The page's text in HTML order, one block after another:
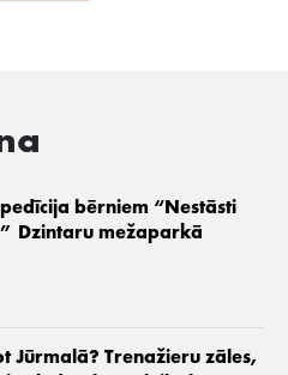
bērniem “Nestāsti
Dzintaru mežaparkā
Jūrmalā? Trenažieru zāles,